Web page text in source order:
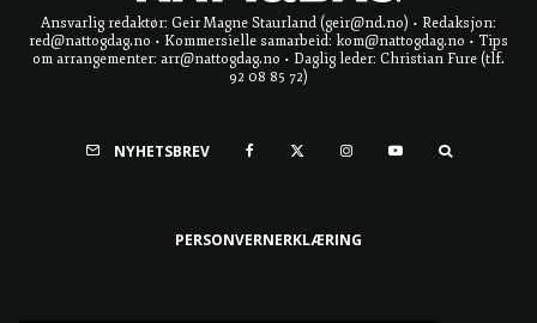
Ansvarlig redaktør: Geir Magne Staurland (geir@nd.no) • Redaksjon:
red@nattogdag.no • Kommersielle samarbeid: kom@nattogdag.no • Tips
om arrangementer: arr@nattogdag.no • Daglig leder: Christian Fure (tlf.
92 08 85 72)
NYHETSBREV
PERSONVERNERKLÆRING